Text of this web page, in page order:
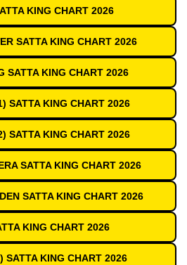
KING CHART 2026
SATTA KING CHART 2026
SATTA KING CHART 2026
SATTA KING CHART 2026
SATTA KING CHART 2026
SATTA KING CHART 2026
SATTA KING CHART 2026
KING CHART 2026
SATTA KING CHART 2026